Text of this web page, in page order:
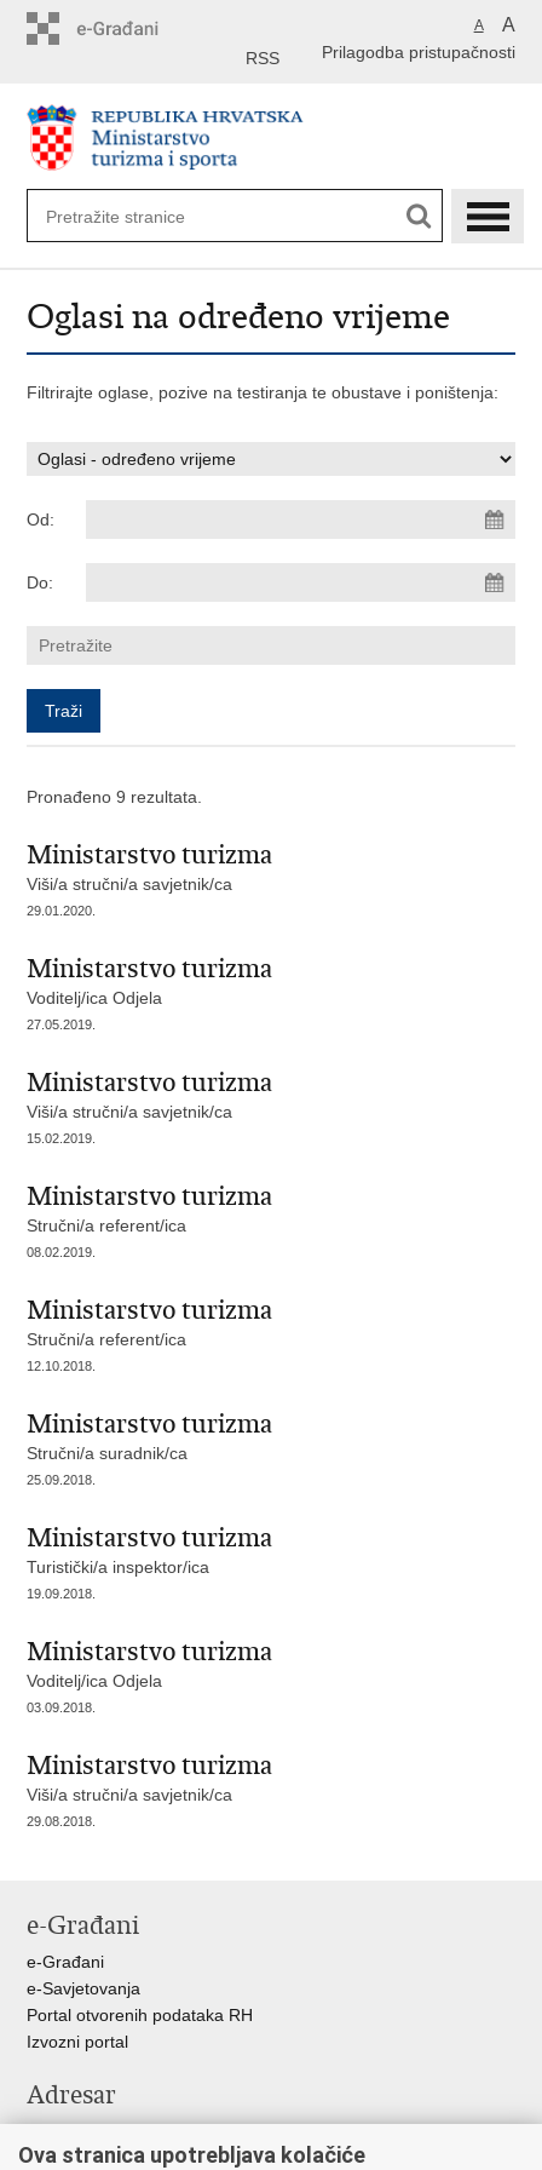
A A
Prilagodba pristupačnosti
RSS
Oglasi na određeno vrijeme
Filtrirajte oglase, pozive na testiranja te obustave i poništenja:
Od:
Do:
Pronađeno 9 rezultata.
Ministarstvo turizma
Viši/a stručni/a savjetnik/ca
29.01.2020.
Ministarstvo turizma
Voditelj/ica Odjela
27.05.2019.
Ministarstvo turizma
Viši/a stručni/a savjetnik/ca
15.02.2019.
Ministarstvo turizma
Stručni/a referent/ica
08.02.2019.
Ministarstvo turizma
Stručni/a referent/ica
12.10.2018.
Ministarstvo turizma
Stručni/a suradnik/ca
25.09.2018.
Ministarstvo turizma
Turistički/a inspektor/ica
19.09.2018.
Ministarstvo turizma
Voditelj/ica Odjela
03.09.2018.
Ministarstvo turizma
Viši/a stručni/a savjetnik/ca
29.08.2018.
e-Građani
e-Građani
e-Savjetovanja
Portal otvorenih podataka RH
Izvozni portal
Adresar
Adresar tijela javne vlasti
Ova stranica upotrebljava kolačiće